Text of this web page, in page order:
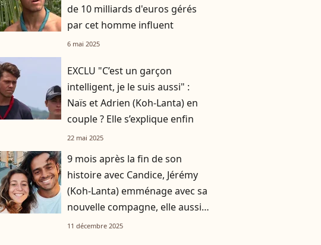
de 10 milliards d'euros gérés
par cet homme influent
6 mai 2025
EXCLU "C’est un garçon
intelligent, je le suis aussi" :
Naïs et Adrien (Koh-Lanta) en
couple ? Elle s’explique enfin
22 mai 2025
9 mois après la fin de son
histoire avec Candice, Jérémy
(Koh-Lanta) emménage avec sa
nouvelle compagne, elle aussi
aventurière de Koh-Lanta
11 décembre 2025